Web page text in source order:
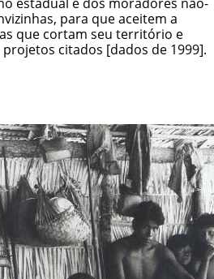
para que aceitem a
que cortam seu território e
citados [dados de 1999].